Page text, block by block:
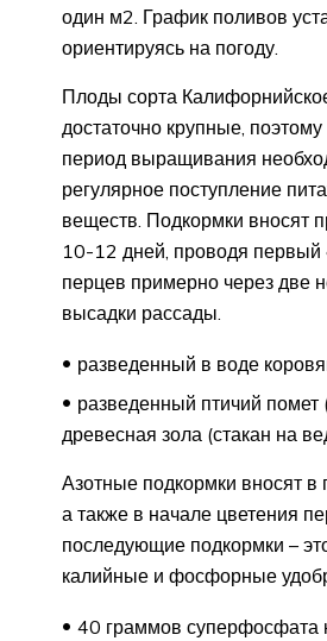
один м2. График поливов
ориентируясь на погоду.
Плоды сорта
достаточно крупные,
период выращивания
регулярное поступление
веществ. Подкормки вносят
10-12 дней, проводя первый
перцев примерно через две
высадки рассады.
разведенный в воде
разведенный птичий помет
древесная зола (стакан на
Азотные подкормки вносят в
а также в начале цветения
последующие подкормки –
калийные и фосфорные
40 граммов суперфосфата